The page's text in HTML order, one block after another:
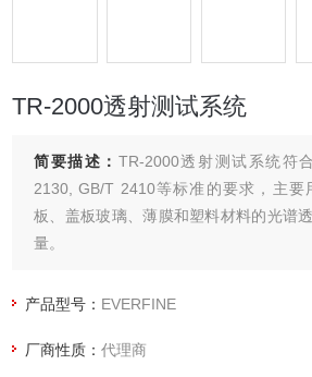
TR-2000透射测试系统
简要描述： TR-2000透射测试系统符
2130, GB/T 2410等标准的要求，主
板、盖板玻璃、薄膜和塑料材料的光谱
量。
产品型号： EVERFINE
厂商性质：代理商